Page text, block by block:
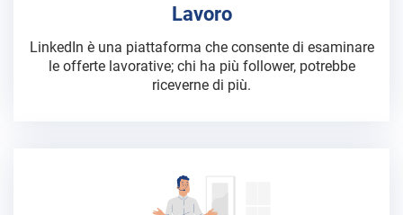
Lavoro
LinkedIn è una piattaforma che consente di esaminare
le offerte lavorative; chi ha più follower, potrebbe
riceverne di più.